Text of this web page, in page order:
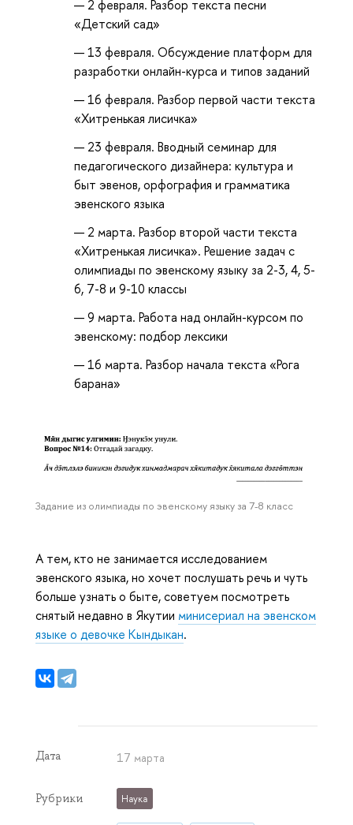
2 февраля. Разбор текста песни
«Детский сад»
13 февраля. Обсуждение платформ для
разработки онлайн-курса и типов заданий
16 февраля. Разбор первой части текста
«Хитренькая лисичка»
23 февраля. Вводный семинар для
педагогического дизайнера: культура и
быт эвенов, орфография и грамматика
эвенского языка
2 марта. Разбор второй части текста
«Хитренькая лисичка». Решение задач с
олимпиады по эвенскому языку за 2-3, 4, 5-
6, 7-8 и 9-10 классы
9 марта. Работа над онлайн-курсом по
эвенскому: подбор лексики
16 марта. Разбор начала текста «Рога
барана»
Задание из олимпиады по эвенскому языку за 7-8 класс
А тем, кто не занимается исследованием
эвенского языка, но хочет послушать речь и чуть
больше узнать о быте, советуем посмотреть
снятый недавно в Якутии минисериал на эвенском
языке о девочке Кындыкан.
Дата 17 марта
Рубрики Наука